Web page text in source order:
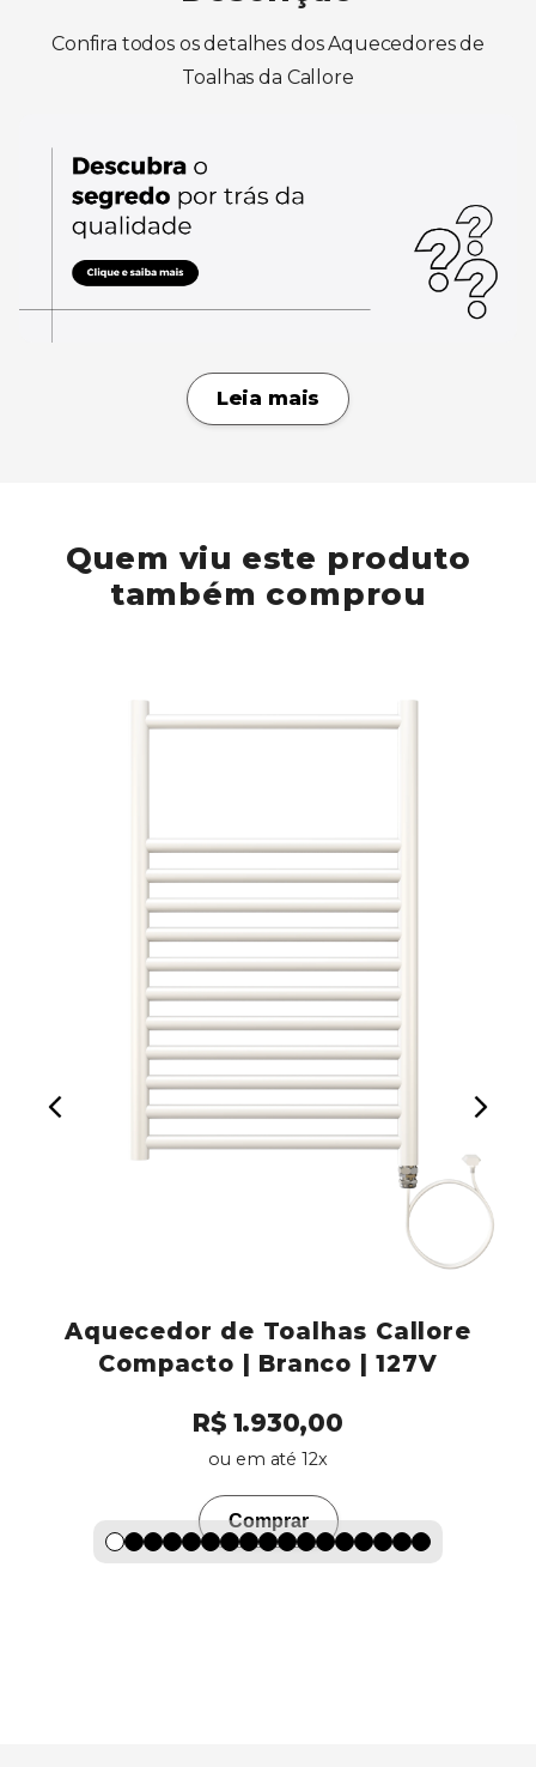
Confira todos os detalhes dos Aquecedores de
Toalhas da Callore
Leia mais
Quem viu este produto
também comprou
Aquecedor de Toalhas Callore
Compacto | Branco | 127V
R$ 1.930,00
ou em até 12x
Comprar